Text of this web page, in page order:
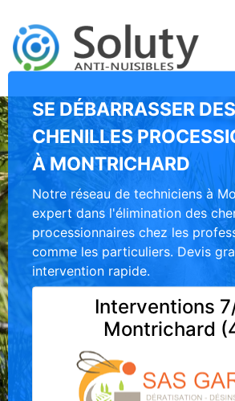
SE DÉBARRASSER DES
CHENILLES
À MONTRICHARD
Notre réseau de techniciens à
expert dans l'élimination des
processionnaires chez les
comme les particuliers. Devis
intervention rapide.
Interventions
Montrichard